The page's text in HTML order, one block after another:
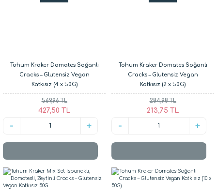
Tohum Kraker Domates Soğanlı
Cracks – Glutensiz Vegan
Katkısız (4 x 50G)
569,96 TL
427,50 TL
Tohum Kraker Domates Soğanlı
Cracks – Glutensiz Vegan
Katkısız (2 x 50G)
284,98 TL
213,75 TL